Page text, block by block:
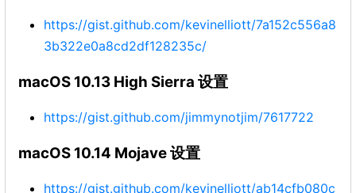
https://gist.github.com/kevinelliott/7a152c556a8
3b322e0a8cd2df128235c/
macOS 10.13 High Sierra 设置
https://gist.github.com/jimmynotjim/7617722
macOS 10.14 Mojave 设置
https://gist.github.com/kevinelliott/ab14cfb080c